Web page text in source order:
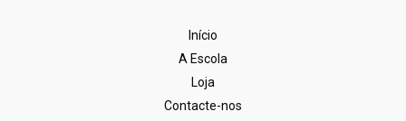
Início
A Escola
Loja
Contacte-nos